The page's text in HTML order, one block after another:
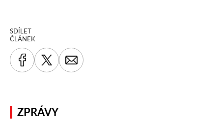
SDÍLET
ČLÁNEK
ZPRÁVY